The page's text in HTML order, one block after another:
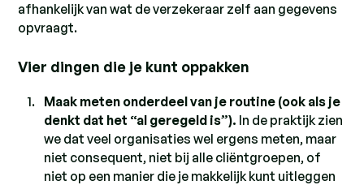
afhankelijk van wat de verzekeraar zelf aan gegevens
opvraagt.
Vier dingen die je kunt oppakken
Maak meten onderdeel van je routine (ook als je
denkt dat het “al geregeld is”). In de praktijk zien
we dat veel organisaties wel ergens meten, maar
niet consequent, niet bij alle cliëntgroepen, of
niet op een manier die je makkelijk kunt uitleggen